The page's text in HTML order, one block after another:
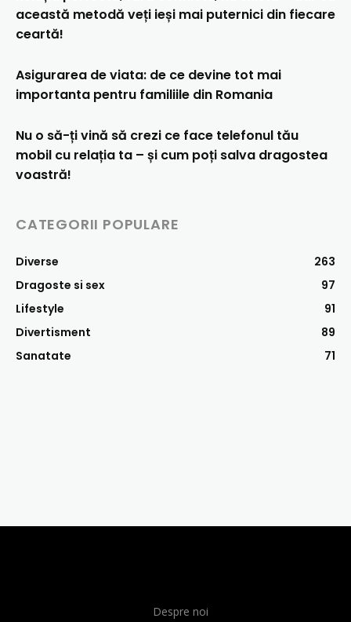
această metodă veți ieși mai puternici din fiecare
ceartă!
Asigurarea de viata: de ce devine tot mai
importanta pentru familiile din Romania
Nu o să-ți vină să crezi ce face telefonul tău
mobil cu relația ta – și cum poți salva dragostea
voastră!
CATEGORII POPULARE
Diverse
263
Dragoste si sex
97
Lifestyle
91
Divertisment
89
Sanatate
71
Despre noi